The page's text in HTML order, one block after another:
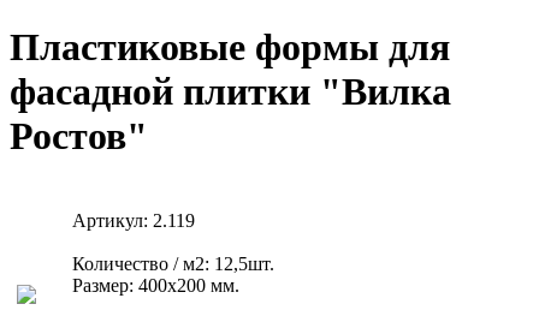
Пластиковые формы для
фасадной плитки "Вилка
Ростов"
Артикул: 2.119
Количество / м2: 12,5шт.
Размер: 400х200 мм.